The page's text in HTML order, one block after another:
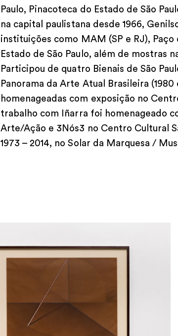
Paulo, Pinacoteca do Estado de São
na capital paulistana desde 1966,
instituições como MAM (SP e RJ),
Estado de São Paulo, além de mostras
Participou de quatro Bienais de São
Panorama da Arte Atual Brasileira
homenageadas com exposição no
trabalho com Iñarra foi homenageado
Arte/Ação e 3Nós3 no Centro Cultural
1973 – 2014, no Solar da Marquesa /